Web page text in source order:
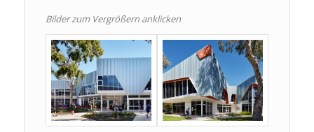
Bilder zum Vergrößern anklicken